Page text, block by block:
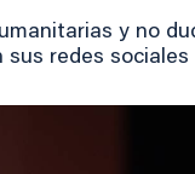
y no
redes sociales